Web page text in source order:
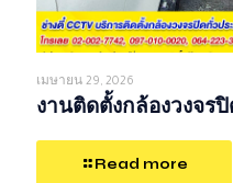
เมษายน 29, 2026
งานติดตั้งกล้องวงจร
Read more